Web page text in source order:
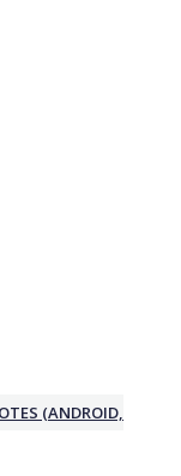
(ANDROID,